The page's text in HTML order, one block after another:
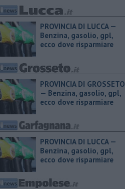
PROVINCIA DI LUCCA — ​
Benzina, gasolio, gpl,
ecco dove risparmiare
PROVINCIA DI GROSSETO
— ​Benzina, gasolio, gpl,
ecco dove risparmiare
PROVINCIA DI LUCCA — ​
Benzina, gasolio, gpl,
ecco dove risparmiare